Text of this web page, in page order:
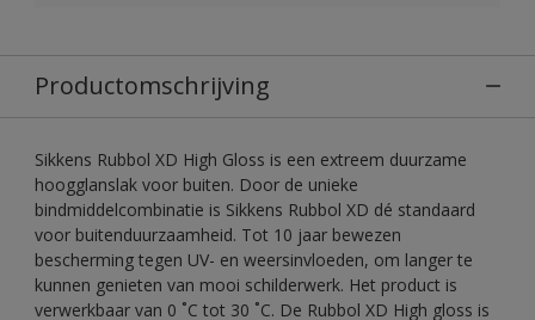
Productomschrijving
Sikkens Rubbol XD High Gloss is een extreem duurzame
hoogglanslak voor buiten. Door de unieke
bindmiddelcombinatie is Sikkens Rubbol XD dé standaard
voor buitenduurzaamheid. Tot 10 jaar bewezen
bescherming tegen UV- en weersinvloeden, om langer te
kunnen genieten van mooi schilderwerk. Het product is
verwerkbaar van 0 ˚C tot 30 ˚C. De Rubbol XD High gloss is